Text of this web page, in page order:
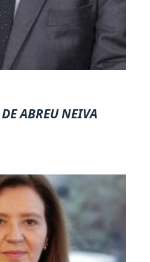
ABREU NEIVA